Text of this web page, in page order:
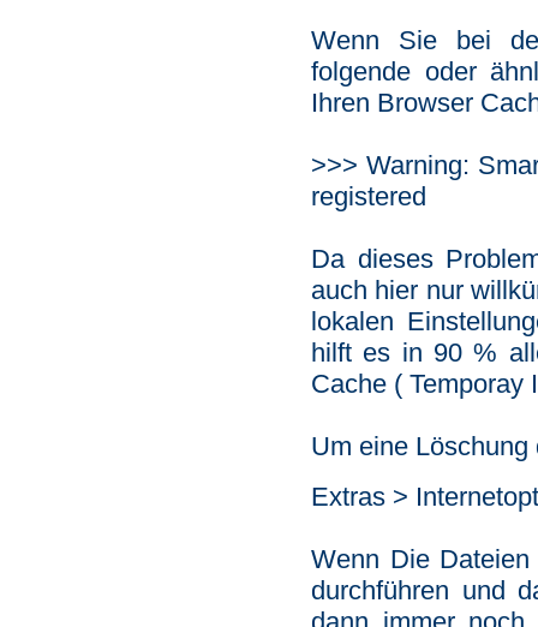
Wenn Sie bei
folgende oder
Ihren Browser
>>> Warning:
registered
Da dieses
auch hier nur
lokalen
hilft es in 90 %
Cache ( Temporay
Um eine
Extras >
Wenn Die
durchführen und